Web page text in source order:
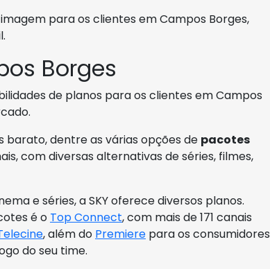
para os clientes em Campos Borges,
Borges
de planos para os clientes em Campos
barato, dentre as várias opções de pacotes
com diversas alternativas de séries, filmes,
e séries, a SKY oferece diversos planos.
é o Top Connect, com mais de 171 canais
, além do Premiere para os consumidores
do seu time.